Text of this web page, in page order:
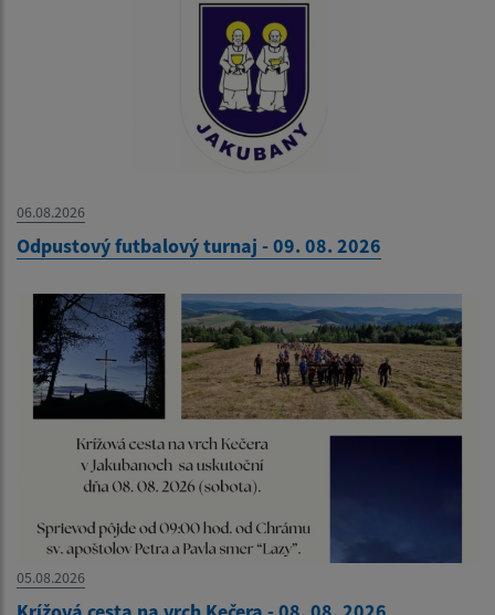
06.08.2026
Odpustový futbalový turnaj - 09. 08. 2026
05.08.2026